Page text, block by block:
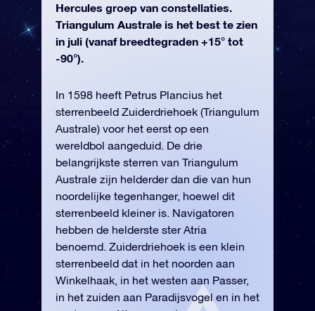
Hercules groep van constellaties.
Triangulum Australe is het best te zien
in juli (vanaf breedtegraden +15° tot
-90°).
In 1598 heeft Petrus Plancius het
sterrenbeeld Zuiderdriehoek (Triangulum
Australe) voor het eerst op een
wereldbol aangeduid. De drie
belangrijkste sterren van Triangulum
Australe zijn helderder dan die van hun
noordelijke tegenhanger, hoewel dit
sterrenbeeld kleiner is. Navigatoren
hebben de helderste ster Atria
benoemd. Zuiderdriehoek is een klein
sterrenbeeld dat in het noorden aan
Winkelhaak, in het westen aan Passer,
in het zuiden aan Paradijsvogel en in het